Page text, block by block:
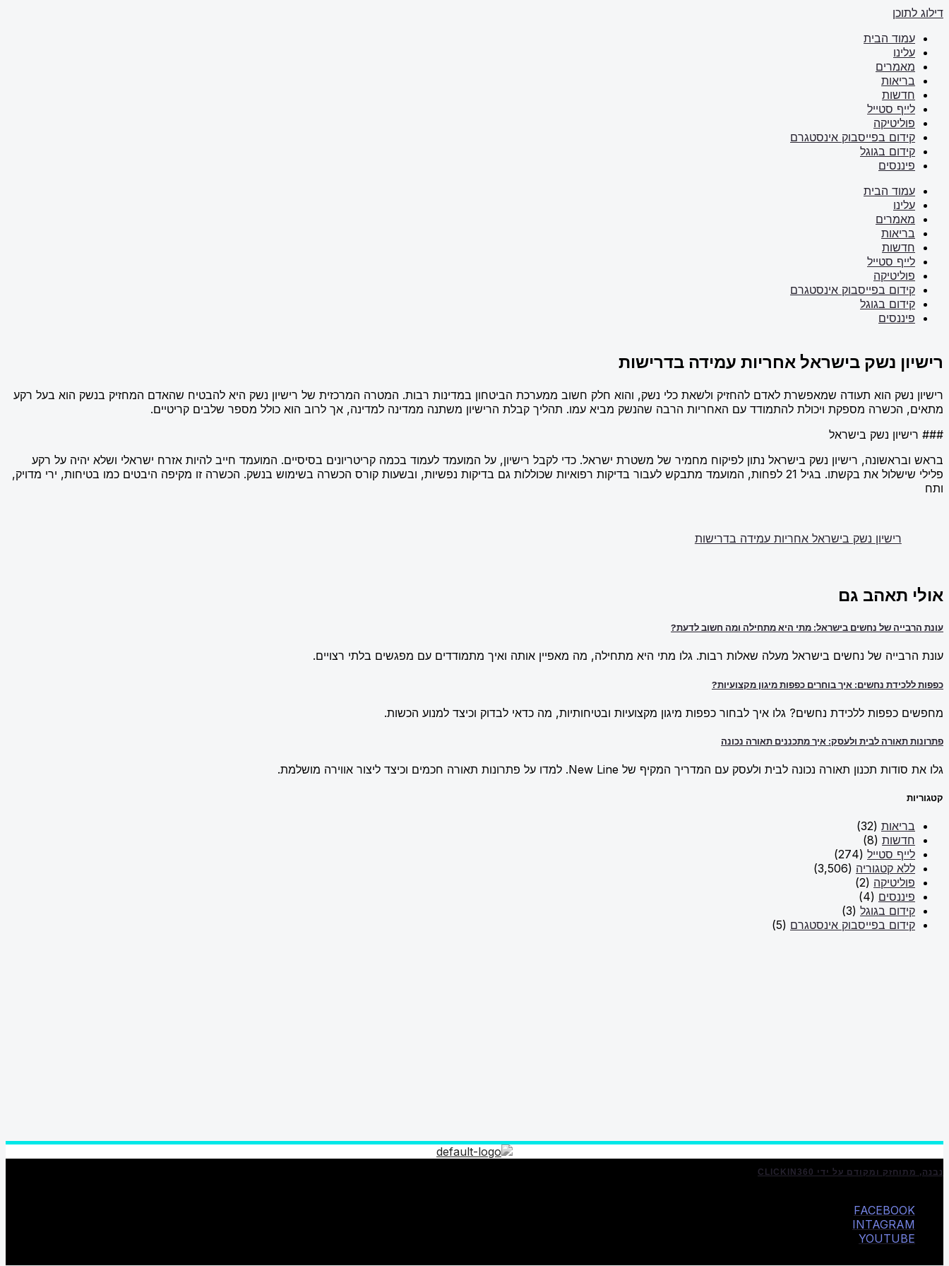
דילוג לתוכן
עמוד הבית
עלינו
מאמרים
בריאות
חדשות
לייף סטייל
פוליטיקה
קידום בפייסבוק אינסטגרם
קידום בגוגל
פיננסים
עמוד הבית
עלינו
מאמרים
בריאות
חדשות
לייף סטייל
פוליטיקה
קידום בפייסבוק אינסטגרם
קידום בגוגל
פיננסים
רישיון נשק בישראל אחריות עמידה בדרישות
רישיון נשק הוא תעודה שמאפשרת לאדם להחזיק ולשאת כלי נשק, והוא חלק חשוב ממערכת הביטחון במדינות רבות. המטרה המרכזית של רישיון נשק היא להבטיח שהאדם המחזיק בנשק הוא בעל רקע
מתאים, הכשרה מספקת ויכולת להתמודד עם האחריות הרבה שהנשק מביא עמו. תהליך קבלת הרישיון משתנה ממדינה למדינה, אך לרוב הוא כולל מספר שלבים קריטיים.
### רישיון נשק בישראל
בראש ובראשונה, רישיון נשק בישראל נתון לפיקוח מחמיר של משטרת ישראל. כדי לקבל רישיון, על המועמד לעמוד בכמה קריטריונים בסיסיים. המועמד חייב להיות אזרח ישראלי ושלא יהיה על רקע
פלילי שישלול את בקשתו. בגיל 21 לפחות, המועמד מתבקש לעבור בדיקות רפואיות שכוללות גם בדיקות נפשיות, ובשעות קורס הכשרה בשימוש בנשק. הכשרה זו מקיפה היבטים כמו בטיחות, ירי מדויק,
ותח
רישיון נשק בישראל אחריות עמידה בדרישות
אולי תאהב גם
עונת הרבייה של נחשים בישראל: מתי היא מתחילה ומה חשוב לדעת?
עונת הרבייה של נחשים בישראל מעלה שאלות רבות. גלו מתי היא מתחילה, מה מאפיין אותה ואיך מתמודדים עם מפגשים בלתי רצויים.
כפפות ללכידת נחשים: איך בוחרים כפפות מיגון מקצועיות?
מחפשים כפפות ללכידת נחשים? גלו איך לבחור כפפות מיגון מקצועיות ובטיחותיות, מה כדאי לבדוק וכיצד למנוע הכשות.
פתרונות תאורה לבית ולעסק: איך מתכננים תאורה נכונה
גלו את סודות תכנון תאורה נכונה לבית ולעסק עם המדריך המקיף של New Line. למדו על פתרונות תאורה חכמים וכיצד ליצור אווירה מושלמת.
קטגוריות
בריאות (32)
חדשות (8)
לייף סטייל (274)
ללא קטגוריה (3,506)
פוליטיקה (2)
פיננסים (4)
קידום בגוגל (3)
קידום בפייסבוק אינסטגרם (5)
נבנה, מתוחזק ומקודם על ידי CLICKIN360
FACEBOOK
INTAGRAM
YOUTUBE